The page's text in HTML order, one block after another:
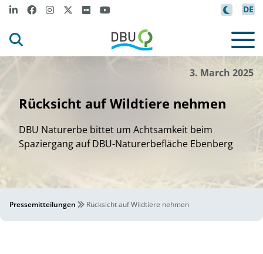
DE
©
Tob
as Le
kau
3. March 2025
Rücksicht auf Wildtiere nehmen
DBU Naturerbe bittet um Achtsamkeit beim
Spaziergang auf DBU-Naturerbefläche Ebenberg
Pressemitteilungen Rücksicht auf Wildtiere nehmen